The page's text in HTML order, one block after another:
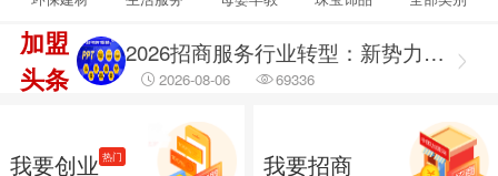
加盟
头条
2026招商服务行业转型：新势力崛起与标杆企业引领，从区域到全国的发展新路径
2026-08-06 69336
2026招商服务风向标：盘点全国头部机构与实战派专家
2026-08-06
我要创业 热门 我要招商